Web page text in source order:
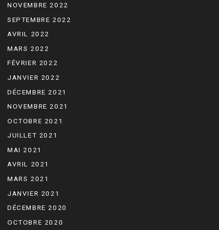
NOVEMBRE 2022
SEPTEMBRE 2022
AVRIL 2022
MARS 2022
FÉVRIER 2022
JANVIER 2022
DÉCEMBRE 2021
NOVEMBRE 2021
OCTOBRE 2021
JUILLET 2021
MAI 2021
AVRIL 2021
MARS 2021
JANVIER 2021
DÉCEMBRE 2020
OCTOBRE 2020